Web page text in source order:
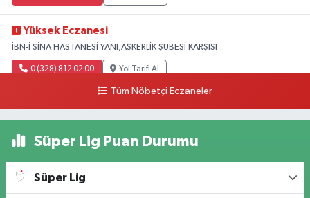
Yüksek Eczanesi
İBN-İ SİNA HASTANESİ YANI,ASKERLİK ŞUBESİ KARŞISI
0 (328) 812 02 00 Yol Tarifi Al
Tüm Nöbetçi Eczaneler
Süper Lig Puan Durumu
Süper Lig